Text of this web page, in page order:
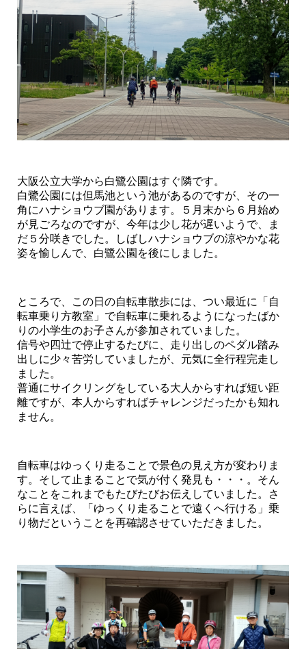
大阪公立大学から白鷺公園はすぐ隣です。
白鷺公園には但馬池という池があるのですが、その一
角にハナショウブ園があります。５月末から６月始め
が見ごろなのですが、今年は少し花が遅いようで、ま
だ５分咲きでした。しばしハナショウブの涼やかな花
姿を愉しんで、白鷺公園を後にしました。
ところで、この日の自転車散歩には、つい最近に「自
転車乗り方教室」で自転車に乗れるようになったばか
りの小学生のお子さんが参加されていました。
信号や四辻で停止するたびに、走り出しのペダル踏み
出しに少々苦労していましたが、元気に全行程完走し
ました。
普通にサイクリングをしている大人からすれば短い距
離ですが、本人からすればチャレンジだったかも知れ
ません。
自転車はゆっくり走ることで景色の見え方が変わりま
す。そして止まることで気が付く発見も・・・。そん
なことをこれまでもたびたびお伝えしていました。さ
らに言えば、「ゆっくり走ることで遠くへ行ける」乗
り物だということを再確認させていただきました。